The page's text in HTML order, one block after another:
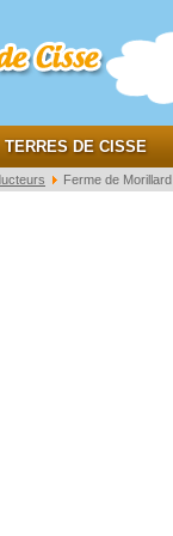
TERRES DE CISSE
Ferme de Morillard